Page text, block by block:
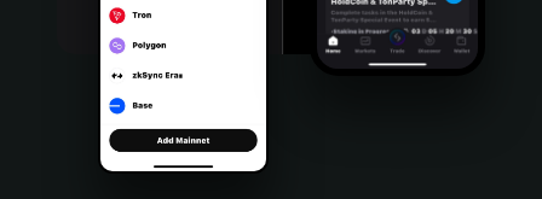
Português (Brasil)
Español (Argentina)